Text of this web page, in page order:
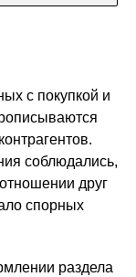
с покупкой и
соблюдались,
друг
спорных
раздела